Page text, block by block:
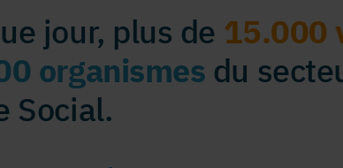
jour, plus de 15.000
organismes du
Social.